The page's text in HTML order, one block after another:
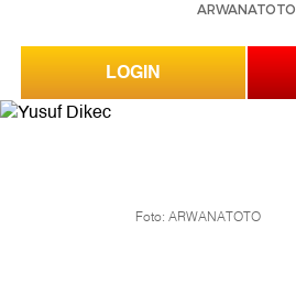
ARWANATOTO
LOGIN
Foto: ARWANATOTO